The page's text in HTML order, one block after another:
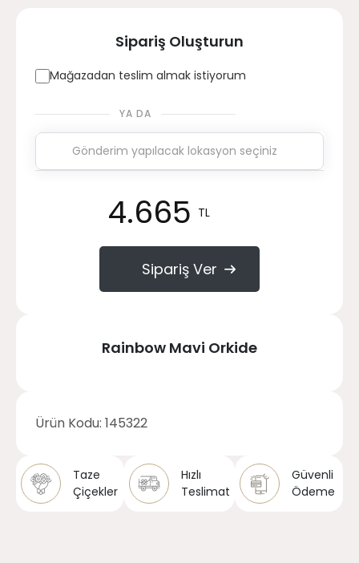
Sipariş Oluşturun
Mağazadan teslim almak istiyorum
YA DA
4.665 TL
Sipariş Ver
Rainbow Mavi Orkide
Ürün Kodu: 145322
Taze
Çiçekler
Hızlı
Teslimat
Güvenli
Ödeme